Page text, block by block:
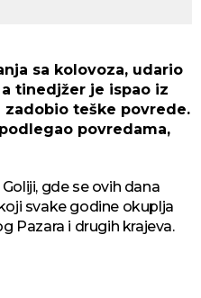
sa kolovoza, udario
tinedjžer je ispao iz
teške povrede.
povredama,
gde se ovih dana
svake godine okuplja
Pazara i drugih krajeva.